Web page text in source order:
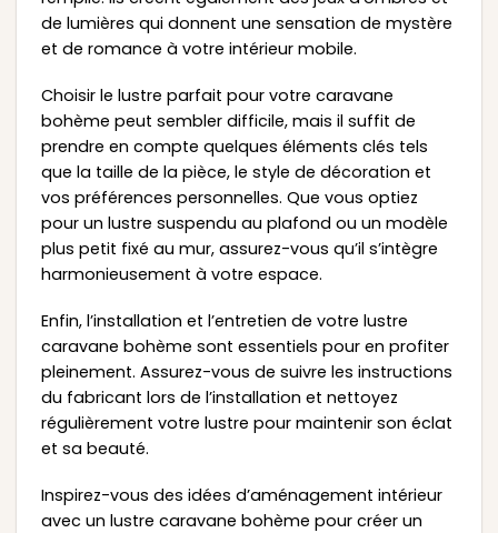
de lumières qui donnent une sensation de mystère
et de romance à votre intérieur mobile.
Choisir le lustre parfait pour votre caravane
bohème peut sembler difficile, mais il suffit de
prendre en compte quelques éléments clés tels
que la taille de la pièce, le style de décoration et
vos préférences personnelles. Que vous optiez
pour un lustre suspendu au plafond ou un modèle
plus petit fixé au mur, assurez-vous qu’il s’intègre
harmonieusement à votre espace.
Enfin, l’installation et l’entretien de votre lustre
caravane bohème sont essentiels pour en profiter
pleinement. Assurez-vous de suivre les instructions
du fabricant lors de l’installation et nettoyez
régulièrement votre lustre pour maintenir son éclat
et sa beauté.
Inspirez-vous des idées d’aménagement intérieur
avec un lustre caravane bohème pour créer un